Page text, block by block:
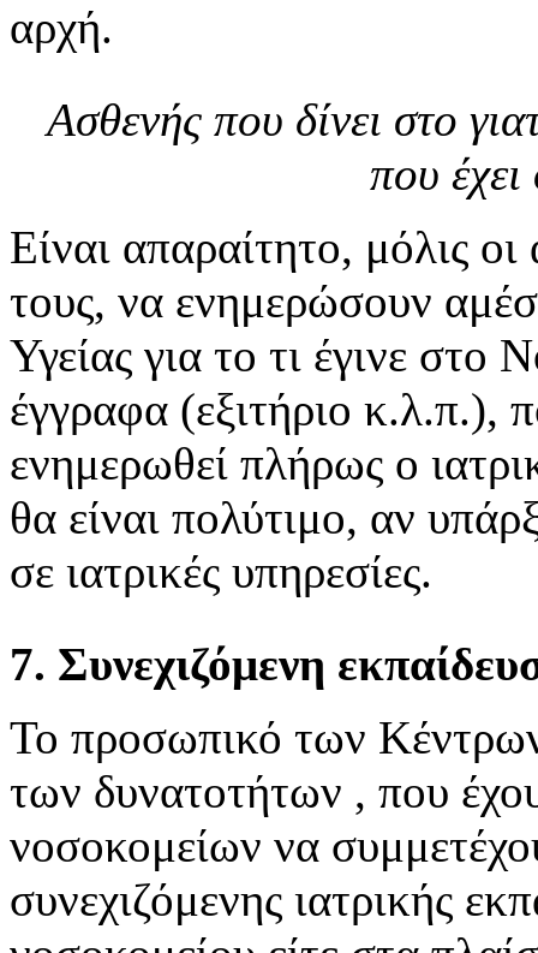
αρχή.
Ασθενής που δίνει στο
που
Είναι απαραίτητο, μόλις
τους, να ενημερώσουν
Υγείας για το τι έγινε
έγγραφα (εξιτήριο κ.λ.π.),
ενημερωθεί πλήρως ο
θα είναι πολύτιμο, αν
σε ιατρικές υπηρεσίες.
7. Συνεχιζόμενη
Το προσωπικό των Κέντρων
των δυνατοτήτων , που
νοσοκομείων να
συνεχιζόμενης ιατρικής